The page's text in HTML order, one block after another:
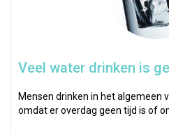
Veel water drinken is
Mensen drinken in het algemeen
omdat er overdag geen tijd is of